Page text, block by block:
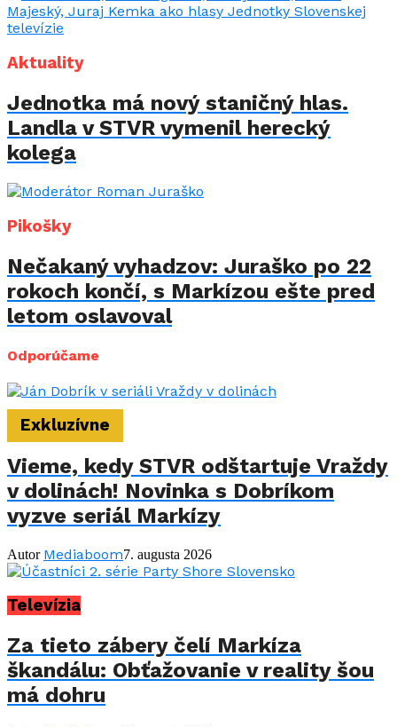
Aktuality
Jednotka má nový staničný hlas.
Landla v STVR vymenil herecký
kolega
Pikošky
Nečakaný vyhadzov: Juraško po 22
rokoch končí, s Markízou ešte pred
letom oslavoval
Odporúčame
Exkluzívne
Vieme, kedy STVR odštartuje Vraždy
v dolinách! Novinka s Dobríkom
vyzve seriál Markízy
Autor Mediaboom7. augusta 2026
Televízia
Za tieto zábery čelí Markíza
škandálu: Obťažovanie v reality šou
má dohru